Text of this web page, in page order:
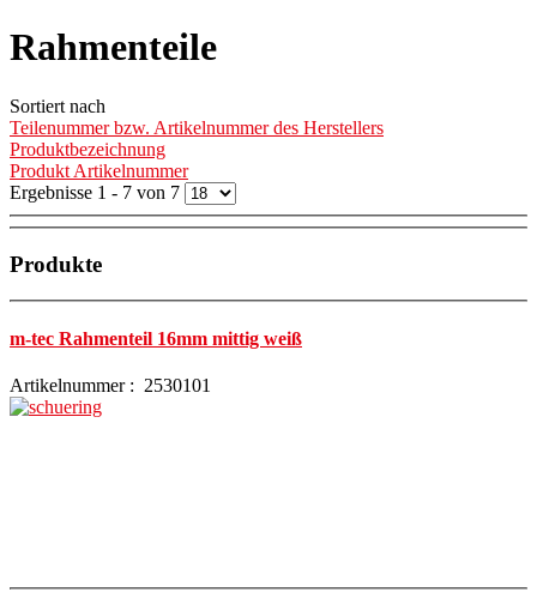
Rahmenteile
Sortiert nach
Teilenummer bzw. Artikelnummer des Herstellers
Produktbezeichnung
Produkt Artikelnummer
Ergebnisse 1 - 7 von 7
Produkte
m-tec Rahmenteil 16mm mittig weiß
Artikelnummer : 2530101